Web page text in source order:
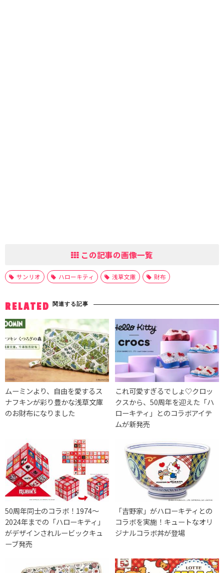
この記事の画像一覧
サンリオ ハローキティ 浅草文庫 財布
RELATED 関連する記事
ムーミンより、自由を愛するス
ナフキンが彩り豊かな浅草文庫
のお財布になりました
これ可愛すぎるでしょ♡クロッ
クスから、50周年を迎えた「ハ
ローキティ」とのコラボアイテ
ムが新発売
50周年同士のコラボ！1974〜
2024年までの「ハローキティ」
がデザインされルービックキュ
ーブ発売
「吉野家」がハローキティとの
コラボを実施！キュートなオリ
ジナルコラボ丼が登場